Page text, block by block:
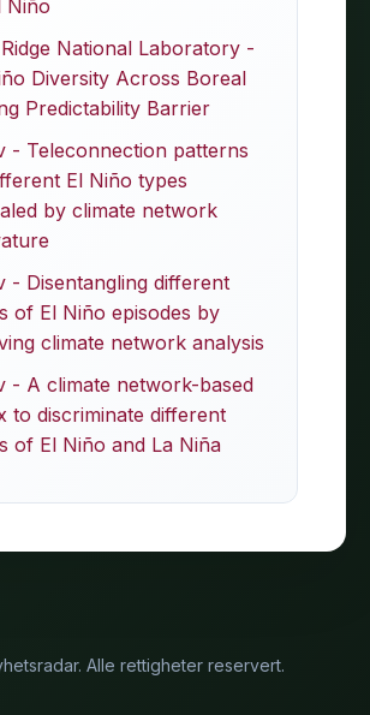
Niño
National Laboratory -
Diversity Across Boreal
Predictability Barrier
- Teleconnection patterns
El Niño types
by climate network
- Disentangling different
of El Niño episodes by
climate network analysis
- A climate network-based
to discriminate different
of El Niño and La Niña
Alle rettigheter reservert.